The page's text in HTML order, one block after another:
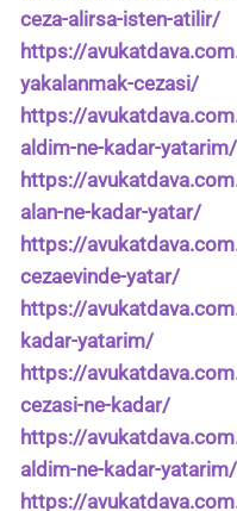
ceza-alirsa-isten-atilir/
https://
yakalanmak-cezasi/
https://
aldim-ne-kadar-yatarim/
https://
alan-ne-kadar-yatar/
https://
cezaevinde-yatar/
https://
kadar-yatarim/
https://
cezasi-ne-kadar/
https://
aldim-ne-kadar-yatarim/
https://